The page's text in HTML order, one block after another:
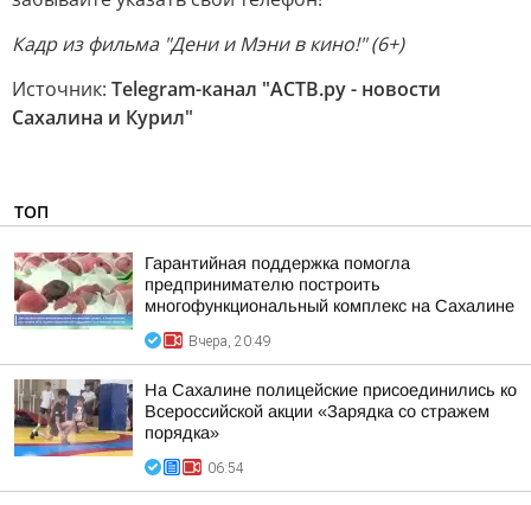
Кадр из фильма "Дени и Мэни в кино!" (6+)
Источник: Telegram-канал "АСТВ.ру - новости
Сахалина и Курил"
ТОП
Гарантийная поддержка помогла
предпринимателю построить
многофункциональный комплекс на Сахалине
Вчера, 20:49
На Сахалине полицейские присоединились ко
Всероссийской акции «Зарядка со стражем
порядка»
06:54